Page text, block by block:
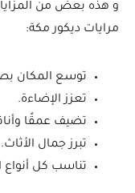
و هذه بعض من
مرايات ديكور مكة:
توسع المكان
تعزز الإضاءة.
تضيف عمقًا
تبرز جمال الأثاث.
تناسب كل أنواع